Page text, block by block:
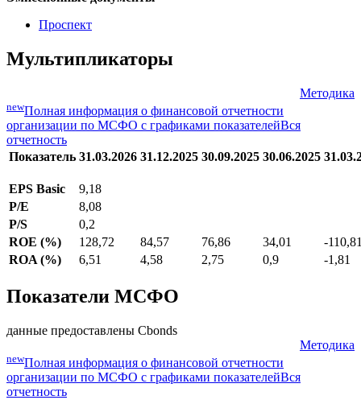
Проспект
Мультипликаторы
Методика
newПолная информация о финансовой отчетности
организации по МСФО с графиками показателейВся
отчетность
Показатель 31.03.2026 31.12.2025 30.09.2025 30.06.2025
EPS Basic
9,18
P/E
8,08
P/S
0,2
ROE (%)
128,72 84,57 76,86 34,01
-
ROA (%)
6,51 4,58 2,75 0,9 -1,81
Показатели МСФО
данные предоставлены Cbonds
Методика
newПолная информация о финансовой отчетности
организации по МСФО с графиками показателейВся
отчетность